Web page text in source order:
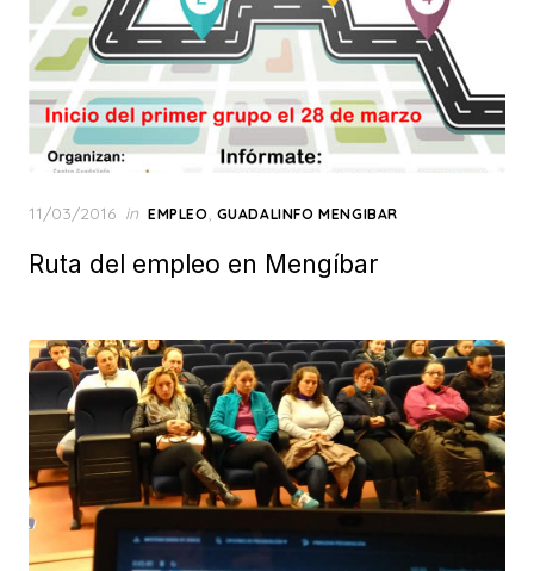
Posted
11/03/2016 in EMPLEO, GUADALINFO MENGIBAR
Ruta del empleo en Mengíbar